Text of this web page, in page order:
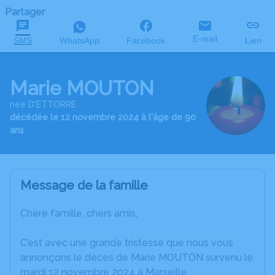
Partager
SMS WhatsApp Facebook E-mail Lien
Marie MOUTON
née D'ETTORRE
décédée le 12 novembre 2024 à l'âge de 90
ans
Message de la famille
Chère famille, chers amis,
C’est avec une grande tristesse que nous vous
annonçons le décès de Marie MOUTON survenu le
mardi 12 novembre 2024 à Marseille.